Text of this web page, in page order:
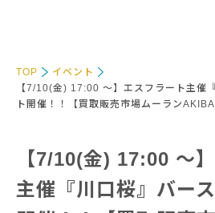
TOP
イベント
【7/10(金) 17:00 〜】エスフラート主催
ト開催！！【買取販売市場ムーランAKIBA
【7/10(金) 17:00 〜
主催『川口桜』バー